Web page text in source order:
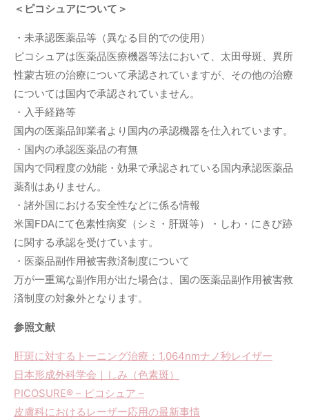
＜ピコシュアについて＞
・未承認医薬品等（異なる目的での使用）
ピコシュアは医薬品医療機器等法において、太田母斑、異所
性蒙古班の治療について承認されていますが、その他の治療
については国内で承認されていません。
・入手経路等
国内の医薬品卸業者より国内の承認機器を仕入れています。
・国内の承認医薬品の有無
国内で同程度の効能・効果で承認されている国内承認医薬品
薬剤はありません。
・諸外国における安全性などに係る情報
米国FDAにて色素性病変（シミ・肝斑等）・しわ・にきび跡
に関する承認を受けています。
・医薬品副作用被害救済制度について
万が一重篤な副作用が出た場合は、国の医薬品副作用被害救
済制度の対象外となります。
参照文献
肝斑に対するトーニング治療：1,064nmナノ秒レイザー
日本形成外科学会｜しみ（色素斑）
PICOSURE® – ピコシュア –
皮膚科におけるレーザー応用の最新事情